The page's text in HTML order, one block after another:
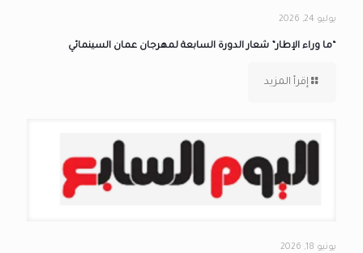
يوليو 24, 2026
“ما وراء الإطار” شعار الدورة السابعة لمهرجان عمان السينمائي
إقرأ المزيد
يونيو 18, 2026